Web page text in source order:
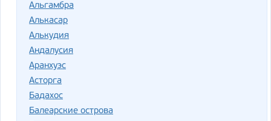
Альгамбра
Алькасар
Алькудия
Андалусия
Аранхуэс
Асторга
Бадахос
Балеарские острова